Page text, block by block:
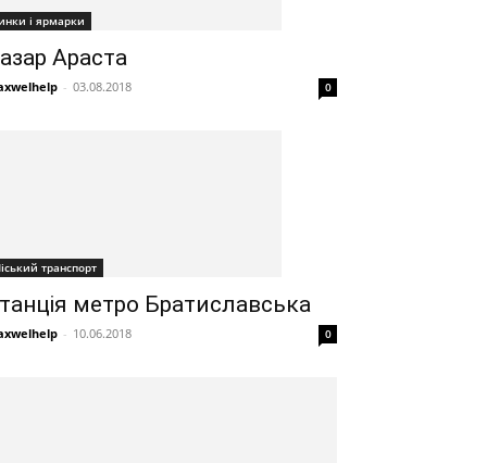
і ярмарки
Араста
- 03.08.2018 0
транспорт
метро Братиславська
- 10.06.2018 0